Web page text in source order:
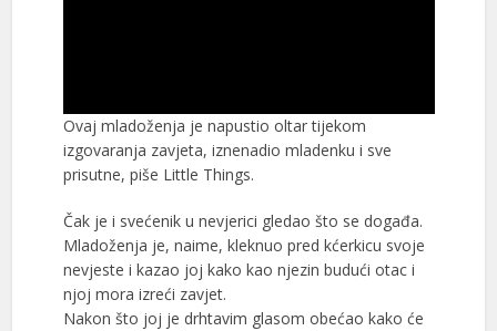
Ovaj mladoženja je napustio oltar tijekom
izgovaranja zavjeta, iznenadio mladenku i sve
prisutne, piše Little Things.
Čak je i svećenik u nevjerici gledao što se događa.
Mladoženja je, naime, kleknuo pred kćerkicu svoje
nevjeste i kazao joj kako kao njezin budući otac i
njoj mora izreći zavjet.
Nakon što joj je drhtavim glasom obećao kako će